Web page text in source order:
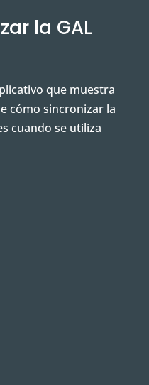
la GAL
que muestra
cómo sincronizar la
cuando se utiliza